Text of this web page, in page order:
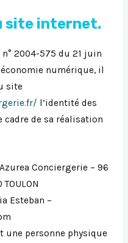
site internet.
2004-575 du 21 juin
numérique, il
site
l’identité des
de sa réalisation
Conciergerie – 96
Esteban –
une personne physique